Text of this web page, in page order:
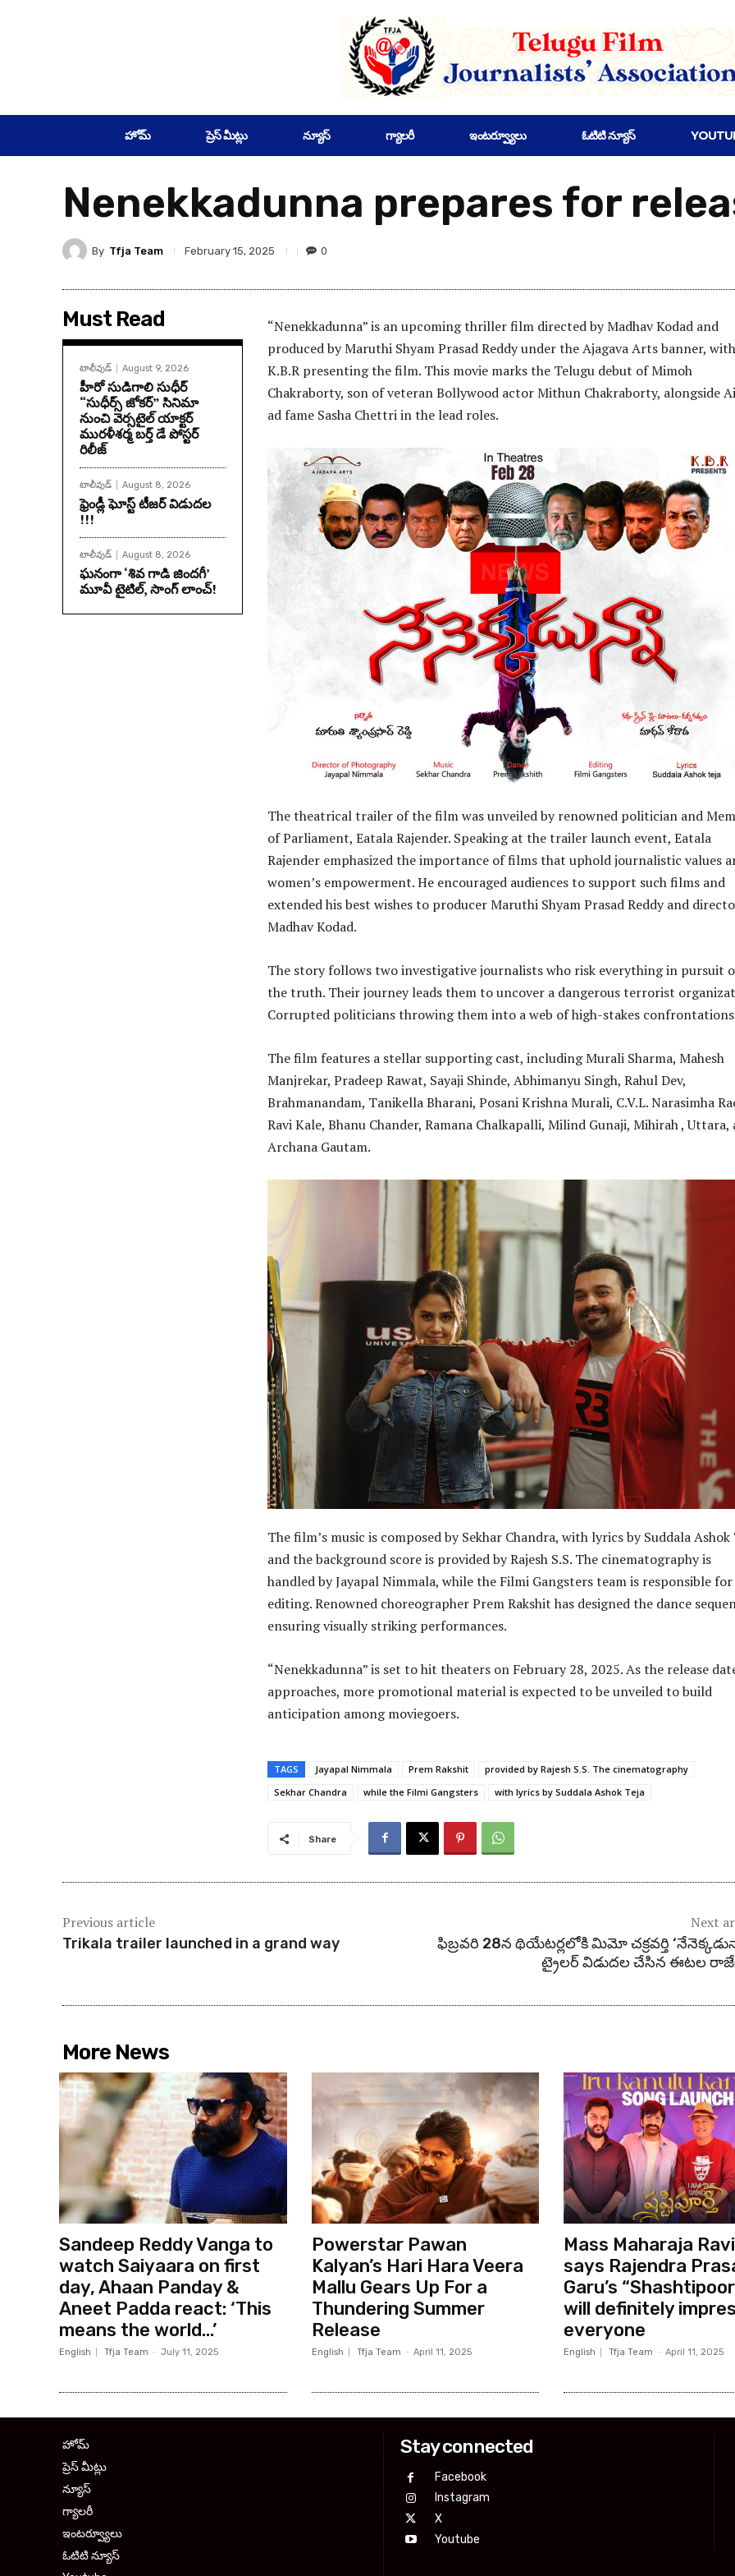
హోమ్ ప్రెస్ మీట్లు న్యూస్ గ్యాలరీ ఇంటర్వ్యూలు ఓటిటి న్యూస్
Nenekkadunna prepares for
By Tfja Team February 15, 2025 0
Must Read
టాలీవుడ్ August 9, 2026
హీరో సుడిగాలి సుధీర్
“సుధీర్స్ జోకర్” సినిమా
నుంచి వెర్సటైల్ యాక్టర్
మురళీశర్మ బర్త్ డే పోస్టర్
రిలీజ్
టాలీవుడ్ August 8, 2026
ఫ్రెండ్లీ ఘోస్ట్ టీజర్ విడుదల
!!!
టాలీవుడ్ August 8, 2026
ఘనంగా ‘శివ గాడి జింద‌గీ’
మూవీ టైటిల్, సాంగ్ లాంచ్!
“Nenekkadunna” is an upcoming thriller film directed by Madhav Kodad and
produced by Maruthi Shyam Prasad Reddy under the Ajagava Arts banner, with
K.B.R presenting the film. This movie marks the Telugu debut of Mimoh
Chakraborty, son of veteran Bollywood actor Mithun Chakraborty, alongside
ad fame Sasha Chettri in the lead roles.
The theatrical trailer of the film was unveiled by renowned politician and
of Parliament, Eatala Rajender. Speaking at the trailer launch event, Eatala
Rajender emphasized the importance of films that uphold journalistic values
women’s empowerment. He encouraged audiences to support such films and
extended his best wishes to producer Maruthi Shyam Prasad Reddy and
Madhav Kodad.
The story follows two investigative journalists who risk everything in pursuit
the truth. Their journey leads them to uncover a dangerous terrorist
Corrupted politicians throwing them into a web of high-stakes
The film features a stellar supporting cast, including Murali Sharma, Mahesh
Manjrekar, Pradeep Rawat, Sayaji Shinde, Abhimanyu Singh, Rahul Dev,
Brahmanandam, Tanikella Bharani, Posani Krishna Murali, C.V.L. Narasimha
Ravi Kale, Bhanu Chander, Ramana Chalkapalli, Milind Gunaji, Mihirah , Uttara,
Archana Gautam.
The film’s music is composed by Sekhar Chandra, with lyrics by Suddala Ashok
and the background score is provided by Rajesh S.S. The cinematography is
handled by Jayapal Nimmala, while the Filmi Gangsters team is responsible for
editing. Renowned choreographer Prem Rakshit has designed the dance
ensuring visually striking performances.
“Nenekkadunna” is set to hit theaters on February 28, 2025. As the release
approaches, more promotional material is expected to be unveiled to build
anticipation among moviegoers.
TAGS Jayapal Nimmala Prem Rakshit
provided by Rajesh S.S. The cinematography
Sekhar Chandra
while the Filmi Gangsters with lyrics by Suddala Ashok Teja
Share
Previous article
Trikala trailer launched in a grand way
Next
ఫిబ్రవరి 28న థియేటర్లలోకి మిమో చక్రవర్తి
ట్రైలర్ విడుదల చేసిన ఈటల
More News
Sandeep Reddy Vanga to
watch Saiyaara on first
day, Ahaan Panday &
Aneet Padda react: ‘This
means the world…’
English Tfja Team - July 11, 2025
Powerstar Pawan
Kalyan’s Hari Hara Veera
Mallu Gears Up For a
Thundering Summer
Release
English Tfja Team - April 11, 2025
Mass Maharaja
says Rajendra
Garu’s
will definitely
everyone
English Tfja Team - April 11, 2025
హోమ్
ప్రెస్ మీట్లు
న్యూస్
గ్యాలరీ
ఇంటర్వ్యూలు
ఓటిటి న్యూస్
Stay connected
Facebook
Instagram
X
Youtube